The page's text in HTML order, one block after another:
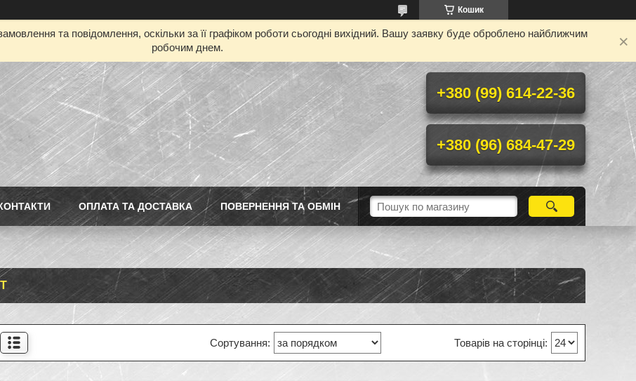
Кошик
та повідомлення, оскільки за її графіком роботи сьогодні вихідний. Вашу заявку буде оброблено найближчим
робочим днем.
+380 (99) 614-22-36
+380 (96) 684-47-29
ОПЛАТА ТА ДОСТАВКА ПОВЕРНЕННЯ ТА ОБМІН